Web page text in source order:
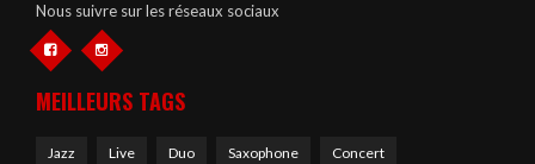
Nous suivre sur les réseaux sociaux
MEILLEURS TAGS
Jazz Live Duo Saxophone Concert